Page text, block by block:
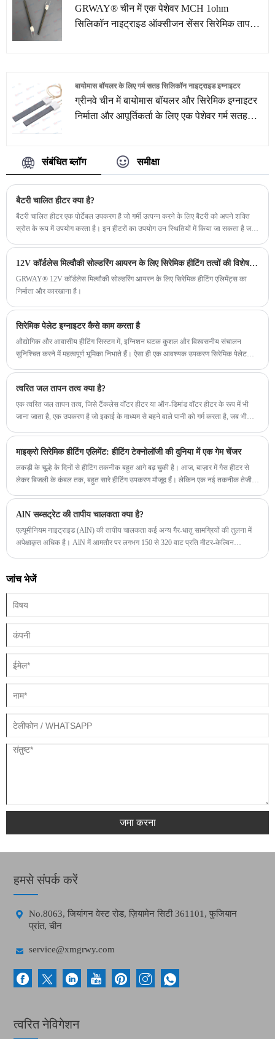
GRWAY® चीन में एक पेशेवर MCH 1ohm
सिलिकॉन नाइट्राइड ऑक्सीजन सेंसर सिरेमिक ताप
ग्राहकों के चित्र या नमूने के अनुसार ग्राहकों की
विभिन्न आवश्यकताओं को पूरा करने के लिए अनुकूलित
हीटिंग तत्व समाधान और सेवाएं भी प्रदान करते हैं।
बायोमास बॉयलर के लिए गर्म सतह सिलिकॉन नाइट्राइड इग्नाइटर
ग्रीनवे चीन में बायोमास बॉयलर और सिरेमिक इग्नाइटर
निर्माता और आपूर्तिकर्ता के लिए एक पेशेवर गर्म सतह
में 10 से अधिक वर्षों में विशेषज्ञता प्राप्त कर चुके हैं।
हमारे मौजूदा हीटिंग तत्वों के अलावा, हम अपनी
आरएंडडी टीम की सहायता से ग्राहकों के चित्र या
ग्राहकों की अलग -अलग जरूरतों को पूरा करने के लिए
संबंधित ब्लॉग समीक्षा
बैटरी चालित हीटर क्या है?
बैटरी चालित हीटर एक पोर्टेबल उपकरण है जो गर्मी उत्पन्न करने के लिए बैटरी को अपने शक्ति
स्रोत के रूप में उपयोग करता है। इन हीटरों का उपयोग उन स्थितियों में किया जा सकता है जहां
12V कॉर्डलेस मिल्वौकी सोल्डरिंग आयरन के लिए सिरेमिक हीटिंग तत्वों की विशेषताएं क्या हैं
GRWAY® 12V कॉर्डलेस मिल्वौकी सोल्डरिंग आयरन के लिए सिरेमिक हीटिंग एलिमेंट्स का
निर्माता और कारखाना है।
सिरेमिक पेलेट इग्नाइटर कैसे काम करता है
औद्योगिक और आवासीय हीटिंग सिस्टम में, इग्निशन घटक कुशल और विश्वसनीय संचालन
सुनिश्चित करने में महत्वपूर्ण भूमिका निभाते हैं। ऐसा ही एक आवश्यक उपकरण सिरेमिक पेलेट
ध्यान देते हैं कि यह कैसे कार्य करता है और इसके प्रमुख विनिर्देशों का पता लगाता है।
त्वरित जल तापन तत्व क्या है?
एक त्वरित जल तापन तत्व, जिसे टैंकलेस वॉटर हीटर या ऑन-डिमांड वॉटर हीटर के रूप में भी
जाना जाता है, एक उपकरण है जो इकाई के माध्यम से बहने वाले पानी को गर्म करता है, जब भी
क्योंकि यह हीटिंग तत्व से गुजरता है।
माइक्रो सिरेमिक हीटिंग एलिमेंट: हीटिंग टेक्नोलॉजी की दुनिया में एक गेम चेंजर
लकड़ी के चूल्हे के दिनों से हीटिंग तकनीक बहुत आगे बढ़ चुकी है। आज, बाज़ार में गैस हीटर से
लेकर बिजली के कंबल तक, बहुत सारे हीटिंग उपकरण मौजूद हैं। लेकिन एक नई तकनीक तेजी से
AlN सब्सट्रेट की तापीय चालकता क्या है?
एल्यूमीनियम नाइट्राइड (AlN) की तापीय चालकता कई अन्य गैर-धातु सामग्रियों की तुलना में
अपेक्षाकृत अधिक है। AlN में आमतौर पर लगभग 150 से 320 वाट प्रति मीटर-केल्विन
भिन्न हो सकती है।
जांच भेजें
जमा करना
हमसे संपर्क करें

No.8063, जियांगन वेस्ट रोड, ज़ियामेन सिटी 361101, फुजियान
प्रांत, चीन
 service@xmgrwy.com
त्वरित नेविगेशन